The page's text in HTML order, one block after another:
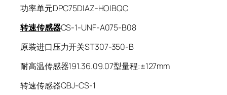
功率单元DPC75DIAZ-HOIBQC
转速传感器CS-1-UNF-A075-B08
原装进口压力开关ST307-350-B
耐高温传感器191.36.09.07型量程:±127mm
转速传感器QBJ-CS-1